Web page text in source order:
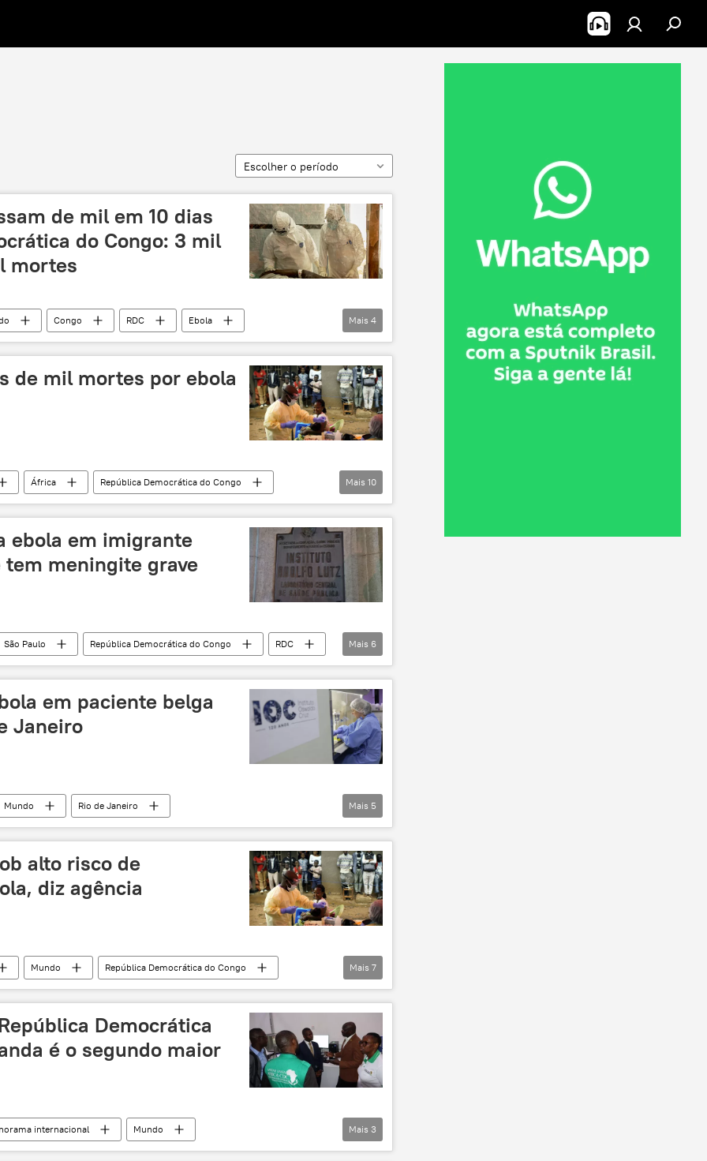
Escolher o período
de mil em 10 dias
do Congo: 3 mil
mortes
Congo RDC
Ebola
Oriente Médio e África doença surto
Mais 4
de mil mortes por ebola
África
República Democrática do Congo
RDC Oriente Médio ebola
surto
Mais 10
ebola em imigrante
meningite grave
São Paulo República Democrática do Congo
RDC
SES Ebola saúde
saúde pública
Mais 6
em paciente belga
Janeiro
Mundo
Rio de Janeiro
Fiocruz
Fundação Oswaldo Cruz
Mais 5
alto risco de
diz agência
Mundo
República Democrática do Congo
Mundial da Saúde (OMS) Sudão do Sul
surto
Mais 7
Democrática
é o segundo maior
internacional
Mundo
África Ebola
Mais 3